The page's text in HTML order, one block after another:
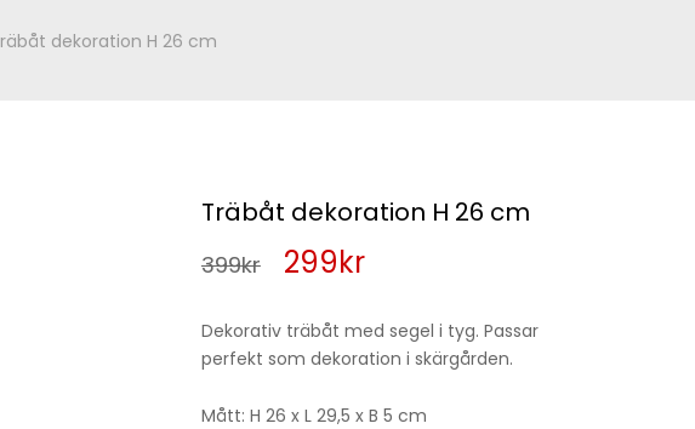
dekoration H 26 cm
Träbåt dekoration H 26 cm
399kr
Det
priset
var:
299kr
priset
är:
Dekorativ träbåt med segel i tyg. Passar
perfekt som dekoration i skärgården.
Mått: H 26 x L 29,5 x B 5 cm